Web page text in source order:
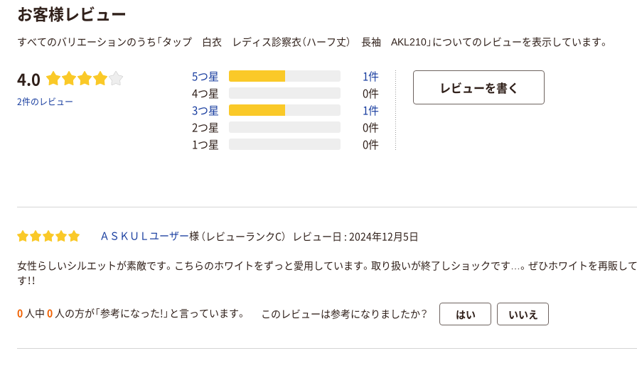
お客様レビュー
すべてのバリエーションのうち「タップ 白衣 レディス診察衣（ハーフ丈） 長袖 AKL210」についてのレビューを表示しています。
4.0
2件のレビュー
5つ星
1件
4つ星
0件
3つ星
1件
2つ星
0件
1つ星
0件
レビューを書く
ＡＳＫＵＬユーザー様 （レビューランクC） レビュー日 : 2024年12月5日
女性らしいシルエットが素敵です。こちらのホワイトをずっと愛用しています。取り扱いが終了しショックです…。ぜひホワイトを再販し
す！！
0 人中 0 人の方が「参考になった!」と言っています。 このレビューは参考になりましたか？ はい いいえ